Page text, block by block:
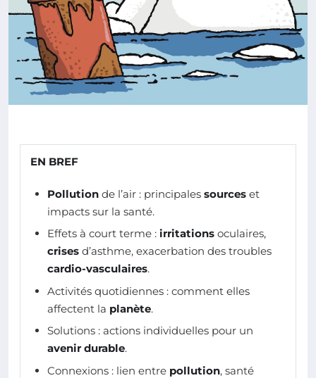
EN BREF
Pollution de l’air : principales sources et
impacts sur la santé.
Effets à court terme : irritations oculaires,
crises d’asthme, exacerbation des troubles
cardio-vasculaires.
Activités quotidiennes : comment elles
affectent la planète.
Solutions : actions individuelles pour un
avenir durable.
Connexions : lien entre pollution, santé